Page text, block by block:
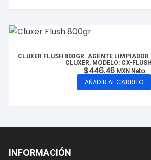
CLUXER FLUSH 800GR. AGENTE
CLUXER, MODELO: CX-
$446.46 MXN Neto
AÑADIR AL CARRITO
INFORMACIÓN